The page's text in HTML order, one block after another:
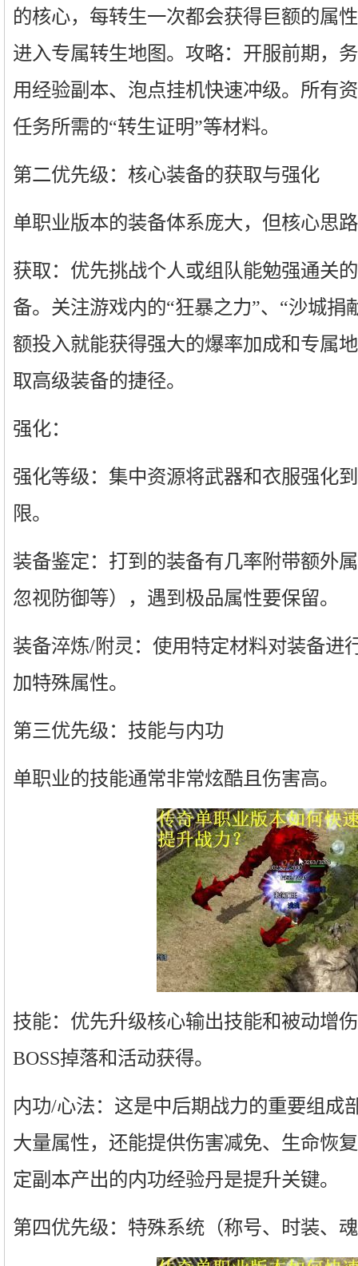
的核心，每转生一次都会获得巨额的属
进入专属转生地图。攻略：开服前期，
用经验副本、泡点挂机快速冲级。所有
任务所需的“转生证明”等材料。
第二优先级：核心装备的获取与强化
单职业版本的装备体系庞大，但核心思
获取：优先挑战个人或组队能勉强通关
备。关注游戏内的“狂暴之力”、“沙城捐
额投入就能获得强大的爆率加成和专属
取高级装备的捷径。
强化：
强化等级：集中资源将武器和衣服强化
限。
装备鉴定：打到的装备有几率附带额外
忽视防御等），遇到极品属性要保留。
装备淬炼/附灵：使用特定材料对装备进
加特殊属性。
第三优先级：技能与内功
单职业的技能通常非常炫酷且伤害高。
技能：优先升级核心输出技能和被动增
BOSS掉落和活动获得。
内功/心法：这是中后期战力的重要组成
大量属性，还能提供伤害减免、生命恢
定副本产出的内功经验丹是提升关键。
第四优先级：特殊系统（称号、时装、